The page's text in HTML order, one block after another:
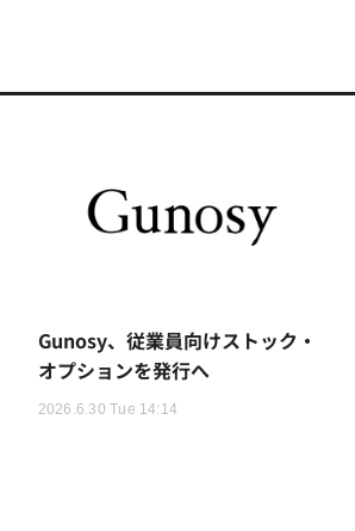
Gunosy、従業員向けストック・
オプションを発行へ
2026.6.30 Tue 14:14